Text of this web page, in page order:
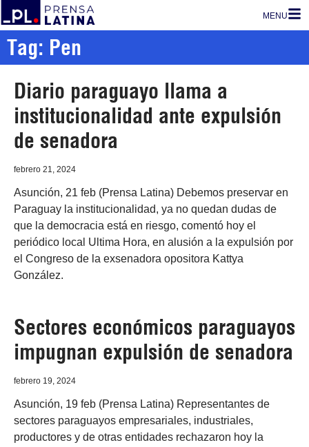
MENU
Tag: Pen
Diario paraguayo llama a
institucionalidad ante expulsión
de senadora
febrero 21, 2024
Asunción, 21 feb (Prensa Latina) Debemos preservar en
Paraguay la institucionalidad, ya no quedan dudas de
que la democracia está en riesgo, comentó hoy el
periódico local Ultima Hora, en alusión a la expulsión por
el Congreso de la exsenadora opositora Kattya
González.
Sectores económicos paraguayos
impugnan expulsión de senadora
febrero 19, 2024
Asunción, 19 feb (Prensa Latina) Representantes de
sectores paraguayos empresariales, industriales,
productores y de otras entidades rechazaron hoy la